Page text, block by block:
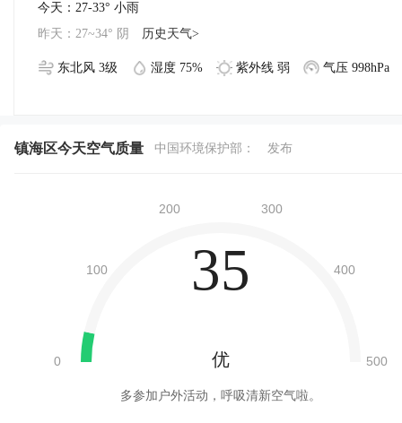
今天：27-33° 小雨
昨天：27~34° 阴
历史天气>
东北风 3级 湿度 75% 紫外线 弱 气压 998hPa
镇海区今天空气质量 中国环境保护部： 发布
35
优
多参加户外活动，呼吸清新空气啦。